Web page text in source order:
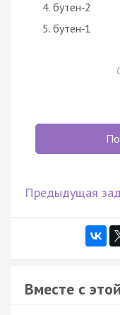
бутен‑2
бутен‑1
Предыдущая
Вместе с